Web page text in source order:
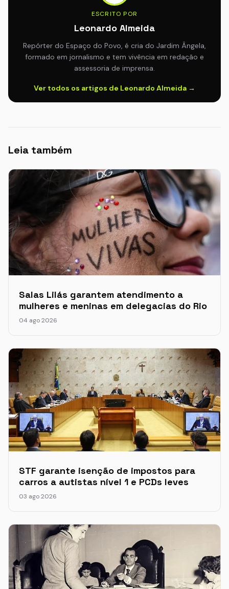
ESCRITO POR
Leonardo Almeida
Repórter do Espaço do Povo, é cria do Jardim Ângela,
formado em jornalismo e tem vivência em redação e
assessoria de imprensa.
Ver todos os artigos de Leonardo Almeida →
Leia também
Salas Lilás garantem atendimento a
mulheres e meninas em delegacias do Rio
04 ago 2026
STF garante isenção de impostos para
carros a autistas nível 1 e PCDs leves
03 ago 2026